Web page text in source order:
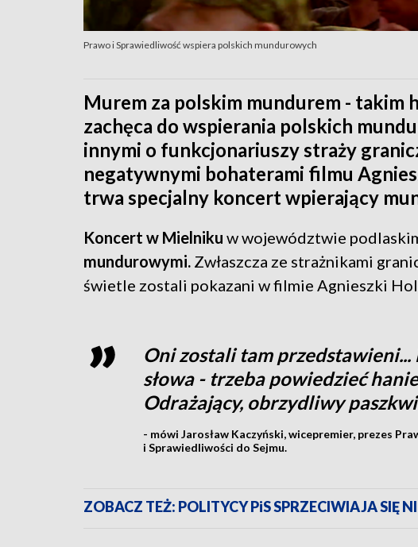
Prawo i Sprawiedliwość wspiera polskich mundurowych
Murem za polskim mundurem - takim
zachęca do wspierania polskich
innymi o funkcjonariuszy straży
negatywnymi bohaterami filmu
trwa specjalny koncert wpierający
Koncert w Mielniku w województwie
mundurowymi. Zwłaszcza ze strażnikami
świetle zostali pokazani w filmie Agnieszki
Oni zostali tam przedstawieni...
słowa - trzeba powiedzieć
Odrażający, obrzydliwy
- mówi Jarosław Kaczyński, wicepremier, prezes
i Sprawiedliwości do Sejmu.
ZOBACZ TEŻ: POLITYCY PiS SPRZECIWIAJA SIĘ